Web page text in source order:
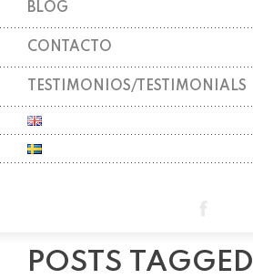
BLOG
CONTACTO
TESTIMONIOS/TESTIMONIALS
POSTS TAGGED